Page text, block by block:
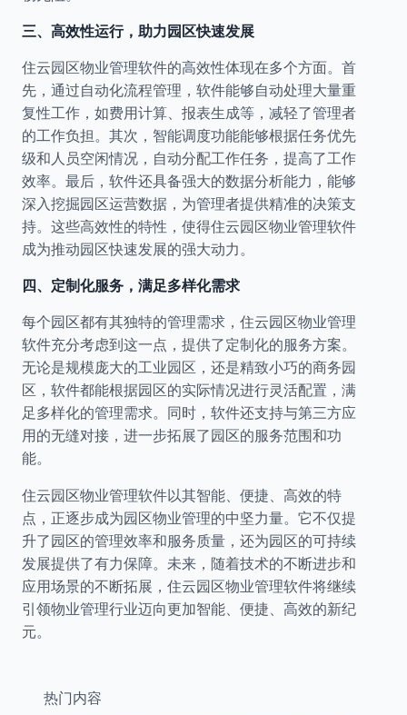
三、高效性运行，助力园区快速发展
住云园区物业管理软件的高效性体现在多个方面。首
先，通过自动化流程管理，软件能够自动处理大量重
复性工作，如费用计算、报表生成等，减轻了管理者
的工作负担。其次，智能调度功能能够根据任务优先
级和人员空闲情况，自动分配工作任务，提高了工作
效率。最后，软件还具备强大的数据分析能力，能够
深入挖掘园区运营数据，为管理者提供精准的决策支
持。这些高效性的特性，使得住云园区物业管理软件
成为推动园区快速发展的强大动力。
四、定制化服务，满足多样化需求
每个园区都有其独特的管理需求，住云园区物业管理
软件充分考虑到这一点，提供了定制化的服务方案。
无论是规模庞大的工业园区，还是精致小巧的商务园
区，软件都能根据园区的实际情况进行灵活配置，满
足多样化的管理需求。同时，软件还支持与第三方应
用的无缝对接，进一步拓展了园区的服务范围和功
能。
住云园区物业管理软件以其智能、便捷、高效的特
点，正逐步成为园区物业管理的中坚力量。它不仅提
升了园区的管理效率和服务质量，还为园区的可持续
发展提供了有力保障。未来，随着技术的不断进步和
应用场景的不断拓展，住云园区物业管理软件将继续
引领物业管理行业迈向更加智能、便捷、高效的新纪
元。
热门内容